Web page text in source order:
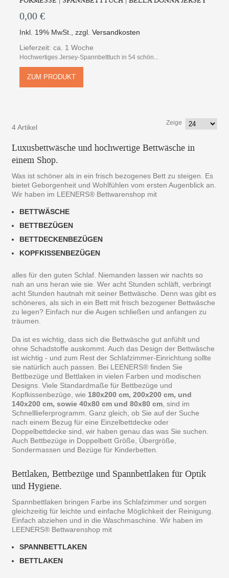
0,00 €
Inkl. 19% MwSt.,zzgl.Versandkosten
Lieferzeit: ca. 1 Woche
Hochwertiges Jersey-Spannbetttuch in 54 schön...
ZUM PRODUKT
4 Artikel
Zeige
Luxusbettwäsche und hochwertige Bettwäsche in
einem Shop.
Was ist schöner als in ein frisch bezogenes Bett zu steigen. Es
bietet Geborgenheit und Wohlfühlen vom ersten Augenblick an.
Wir haben im LEENERS® Bettwarenshop mit
BETTWÄSCHE
BETTBEZÜGEN
BETTDECKENBEZÜGEN
KOPFKISSENBEZÜGEN
alles für den guten Schlaf. Niemanden lassen wir nachts so
nah an uns heran wie sie. Wer acht Stunden schläft, verbringt
acht Stunden hautnah mit seiner Bettwäsche. Denn was gibt es
schöneres, als sich in ein Bett mit frisch bezogener Bettwäsche
zu legen? Einfach nur die Augen schließen und anfangen zu
träumen.
Da ist es wichtig, dass sich die Bettwäsche gut anfühlt und
ohne Schadstoffe auskommt. Auch das Design der Bettwäsche
ist wichtig - und zum Rest der Schlafzimmer-Einrichtung sollte
sie natürlich auch passen. Bei LEENERS® finden Sie
Bettbezüge und Bettlaken in vielen Farben und modischen
Designs. Viele Standardmaße für Bettbezüge und
Kopfkissenbezüge, wie 180x200 cm, 200x200 cm, und
140x200 cm, sowie 40x80 cm und 80x80 cm, sind im
Schnelllieferprogramm. Ganz gleich, ob Sie auf der Suche
nach einem Bezug für eine Einzelbettdecke oder
Doppelbettdecke sind, wir haben genau das was Sie suchen.
Auch Bettbezüge in Doppelbett Größe, Übergröße,
Sondermassen und Bezüge für Kinderbetten.
Bettlaken, Bettbezüge und Spannbettlaken für Optik
und Hygiene.
Spannbettlaken bringen Farbe ins Schlafzimmer und sorgen
gleichzeitig für leichte und einfache Möglichkeit der Reinigung.
Einfach abziehen und in die Waschmaschine. Wir haben im
LEENERS® Bettwarenshop mit
SPANNBETTLAKEN
BETTLAKEN